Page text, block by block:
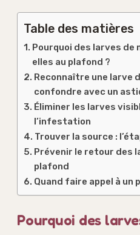
Table des matières
Pourquoi des larves
elles au plafond ?
Reconnaître une larve
confondre avec un
Éliminer les larves
l’infestation
Trouver la source :
Prévenir le retour des
plafond
Quand faire appel à un
Pourquoi des